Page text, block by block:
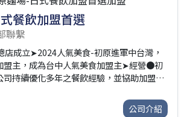
餐飲加盟首選
聯繫
成立➤2024人氣美食-初原進軍中台灣，
盟主，成為台中人氣美食加盟主➤經營●初
司持續優化多年之餐飲經驗，並協助加盟主
山那谷等業界聯名，共創更佳的經濟效
公司介紹